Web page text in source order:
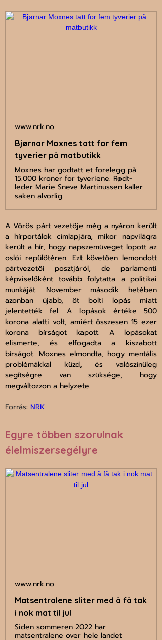
www.nrk.no
Bjørnar Moxnes tatt for fem
tyverier på matbutikk
Moxnes har godtatt et forelegg på
15.000 kroner for tyveriene. Rødt-
leder Marie Sneve Martinussen kaller
saken alvorlig.
A Vörös párt vezetője még a nyáron került
a hírportálok címlapjára, mikor napvilágra
került a hír, hogy napszemüveget lopott az
oslói repülőtéren. Ezt követően lemondott
pártvezetői posztjáról, de parlamenti
képviselőként tovább folytatta a politikai
munkáját. November második hetében
azonban újabb, öt bolti lopás miatt
jelentették fel. A lopások értéke 500
korona alatti volt, amiért összesen 15 ezer
korona bírságot kapott. A lopásokat
elismerte, és elfogadta a kiszabott
bírságot. Moxnes elmondta, hogy mentális
problémákkal küzd, és valószínűleg
segítségre van szüksége, hogy
megváltozzon a helyzete.
Forrás: NRK
Egyre többen szorulnak
élelmiszersegélyre
www.nrk.no
Matsentralene sliter med å få tak
i nok mat til jul
Siden sommeren 2022 har
matsentralene over hele landet